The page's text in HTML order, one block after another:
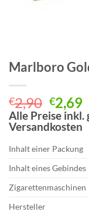
Marlboro
€2,90
Preis
war:
€2,90
€2,69
Alle Preise inkl.
Versandkosten
Inhalt einer Packung
Inhalt eines Gebindes
Zigarettenmaschinen
Hersteller